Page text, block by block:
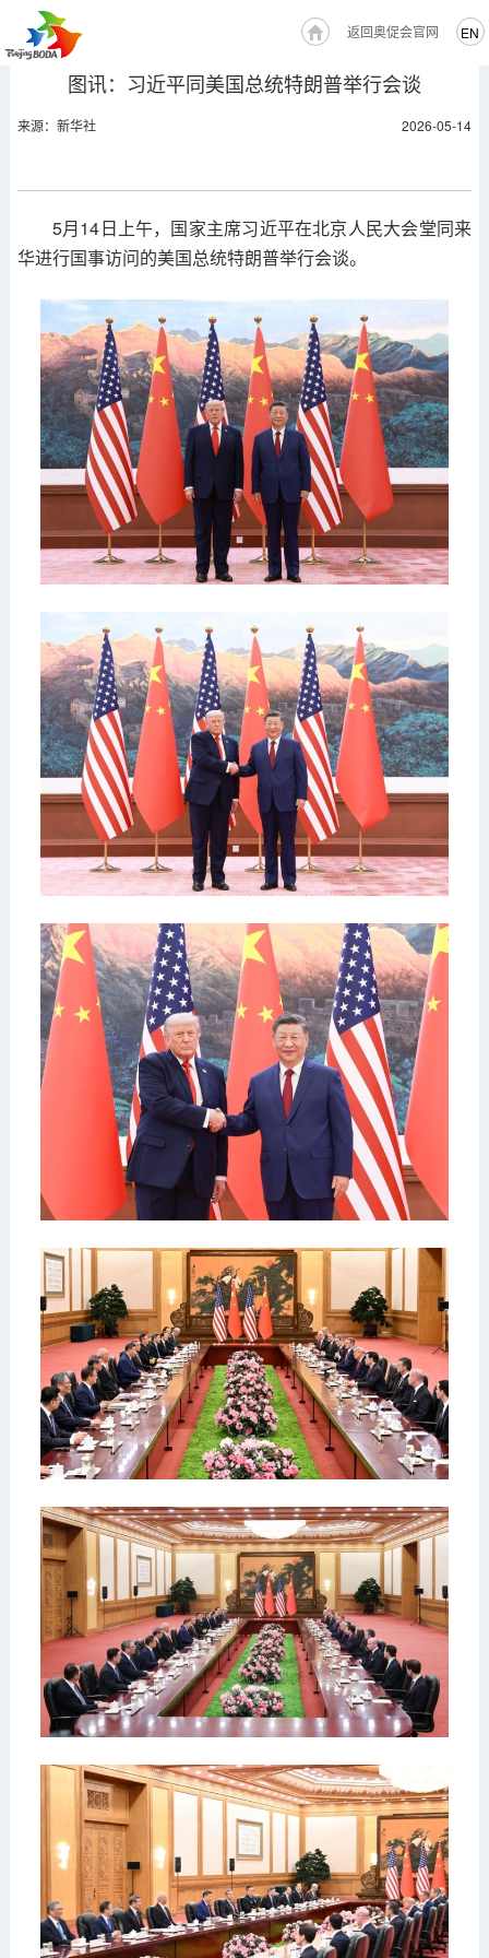
EN
返回奥促会官网
图讯：习近平同美国总统特朗普举行会谈
来源：新华社 2026-05-14
5月14日上午，国家主席习近平在北京人民大会堂同来
华进行国事访问的美国总统特朗普举行会谈。